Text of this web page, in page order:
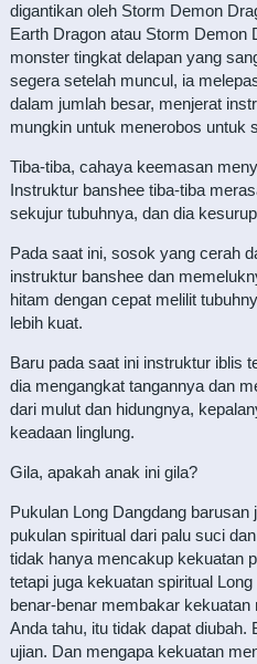
digantikan oleh Storm Demon
Earth Dragon atau Storm Demon
monster tingkat delapan yang
segera setelah muncul, ia
dalam jumlah besar, menjerat
mungkin untuk menerobos untuk
Tiba-tiba, cahaya keemasan
Instruktur banshee tiba-tiba
sekujur tubuhnya, dan dia
Pada saat ini, sosok yang cerah
instruktur banshee dan
hitam dengan cepat melilit
lebih kuat.
Baru pada saat ini instruktur iblis
dia mengangkat tangannya dan
dari mulut dan hidungnya,
keadaan linglung.
Gila, apakah anak ini gila?
Pukulan Long Dangdang
pukulan spiritual dari palu suci
tidak hanya mencakup kekuatan
tetapi juga kekuatan spiritual
benar-benar membakar
Anda tahu, itu tidak dapat diubah.
ujian. Dan mengapa kekuatan